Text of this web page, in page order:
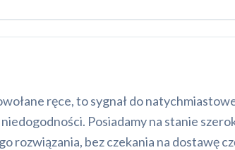
ręce, to sygnał do
Posiadamy na stanie
rozwiązania, bez czekania na dostawę